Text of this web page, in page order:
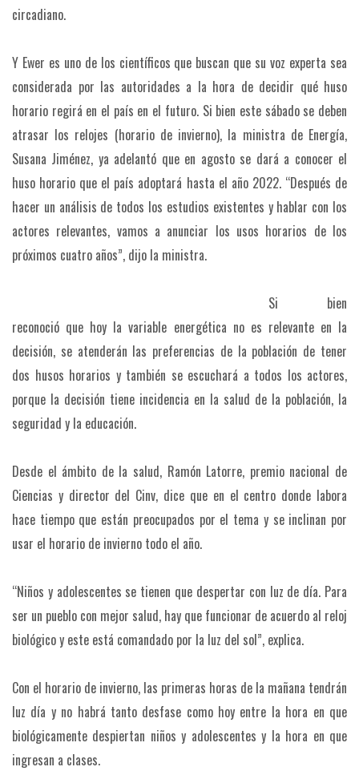
circadiano.
Y Ewer es uno de los científicos que buscan que su voz experta sea
considerada por las autoridades a la hora de decidir qué huso
horario regirá en el país en el futuro. Si bien este sábado se deben
atrasar los relojes (horario de invierno), la ministra de Energía,
Susana Jiménez, ya adelantó que en agosto se dará a conocer el
huso horario que el país adoptará hasta el año 2022. “Después de
hacer un análisis de todos los estudios existentes y hablar con los
actores relevantes, vamos a anunciar los usos horarios de los
próximos cuatro años”, dijo la ministra.
Si bien
reconoció que hoy la variable energética no es relevante en la
decisión, se atenderán las preferencias de la población de tener
dos husos horarios y también se escuchará a todos los actores,
porque la decisión tiene incidencia en la salud de la población, la
seguridad y la educación.
Desde el ámbito de la salud, Ramón Latorre, premio nacional de
Ciencias y director del Cinv, dice que en el centro donde labora
hace tiempo que están preocupados por el tema y se inclinan por
usar el horario de invierno todo el año.
“Niños y adolescentes se tienen que despertar con luz de día. Para
ser un pueblo con mejor salud, hay que funcionar de acuerdo al reloj
biológico y este está comandado por la luz del sol”, explica.
Con el horario de invierno, las primeras horas de la mañana tendrán
luz día y no habrá tanto desfase como hoy entre la hora en que
biológicamente despiertan niños y adolescentes y la hora en que
ingresan a clases.